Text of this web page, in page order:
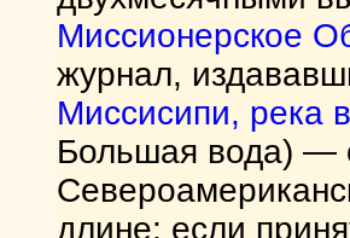
Миссионерское
журнал,
Миссисипи, река
Большая вода) —
длине: если